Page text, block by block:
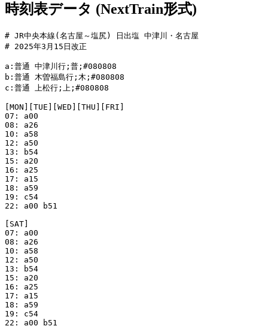
時刻表データ (NextTrain形式)
# JR中央本線(名古屋～塩尻) 日出塩 中津川・名古屋
# 2025年3月15日改正
a:普通 中津川行;普;#080808
b:普通 木曽福島行;木;#080808
c:普通 上松行;上;#080808
[MON][TUE][WED][THU][FRI]
07: a00
08: a26
10: a58
12: a50
13: b54
15: a20
16: a25
17: a15
18: a59
19: c54
22: a00 b51
[SAT]
07: a00
08: a26
10: a58
12: a50
13: b54
15: a20
16: a25
17: a15
18: a59
19: c54
22: a00 b51